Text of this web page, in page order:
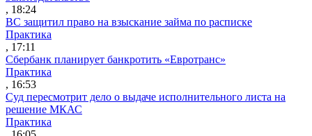
, 18:24
ВС защитил право на взыскание займа по расписке
Практика
, 17:11
Сбербанк планирует банкротить «Евротранс»
Практика
, 16:53
Суд пересмотрит дело о выдаче исполнительного листа на
решение МКАС
Практика